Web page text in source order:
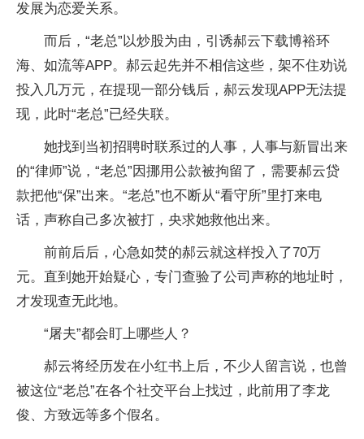
发展为恋爱关系。
而后，“老总”以炒股为由，引诱郝云下载博裕环
海、如流等APP。郝云起先并不相信这些，架不住劝说
投入几万元，在提现一部分钱后，郝云发现APP无法提
现，此时“老总”已经失联。
她找到当初招聘时联系过的人事，人事与新冒出来
的“律师”说，“老总”因挪用公款被拘留了，需要郝云贷
款把他“保”出来。“老总”也不断从“看守所”里打来电
话，声称自己多次被打，央求她救他出来。
前前后后，心急如焚的郝云就这样投入了70万
元。直到她开始疑心，专门查验了公司声称的地址时，
才发现查无此地。
“屠夫”都会盯上哪些人？
郝云将经历发在小红书上后，不少人留言说，也曾
被这位“老总”在各个社交平台上找过，此前用了李龙
俊、方致远等多个假名。